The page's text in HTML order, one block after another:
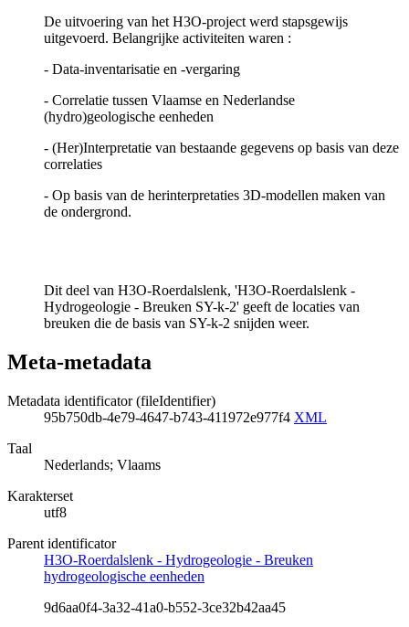
De uitvoering van het H3O-project werd stapsgewijs
uitgevoerd. Belangrijke activiteiten waren :
- Data-inventarisatie en -vergaring
- Correlatie tussen Vlaamse en Nederlandse
(hydro)geologische eenheden
- (Her)Interpretatie van bestaande gegevens op basis van deze
correlaties
- Op basis van de herinterpretaties 3D-modellen maken van
de ondergrond.
Dit deel van H3O-Roerdalslenk, 'H3O-Roerdalslenk -
Hydrogeologie - Breuken SY-k-2' geeft de locaties van
breuken die de basis van SY-k-2 snijden weer.
Meta-metadata
Metadata identificator (fileIdentifier)
95b750db-4e79-4647-b743-411972e977f4 XML
Taal
Nederlands; Vlaams
Karakterset
utf8
Parent identificator
H3O-Roerdalslenk - Hydrogeologie - Breuken
hydrogeologische eenheden
9d6aa0f4-3a32-41a0-b552-3ce32b42aa45